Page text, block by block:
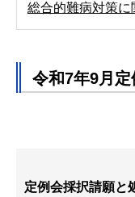
総合的難病対策に
令和7年9月
定例会採択請願と